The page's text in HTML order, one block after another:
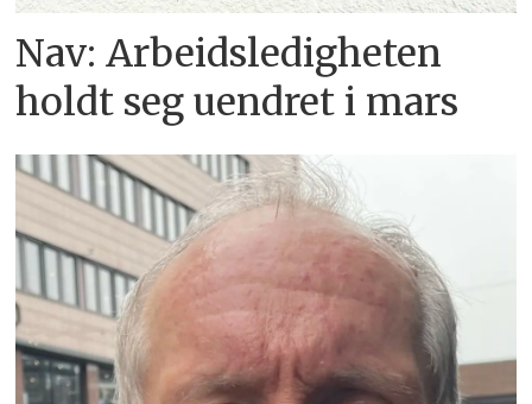
Nav: Arbeidsledigheten
holdt seg uendret i mars